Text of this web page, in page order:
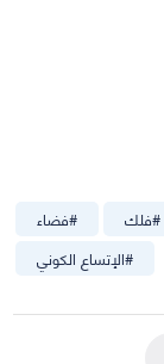
#فضاء #فلك
#الإتساع الكوني